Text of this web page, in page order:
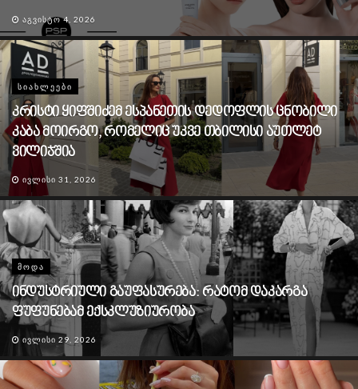
ᲐᲒᲕᲘᲡᲢᲝ 4, 2026
ᲡᲘᲐᲮᲚᲔᲔᲑᲘ
კრისტი ყიფშიძემ ესპანეთის დედოფლის ცნობილი
კაბა მოირგო, რომელიც უკვე თბილისი აუთლეტ
ვილიჯშია
ᲘᲕᲚᲘᲡᲘ 31, 2026
ᲛᲝᲓᲐ
ინდუსტრიული გაუფასურება: რატომ დაკარგა
ფუფუნებამ ექსკლუზიურობა
ᲘᲕᲚᲘᲡᲘ 29, 2026